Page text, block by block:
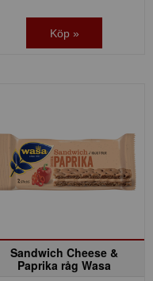
Köp »
Sandwich Cheese &
Paprika råg Wasa